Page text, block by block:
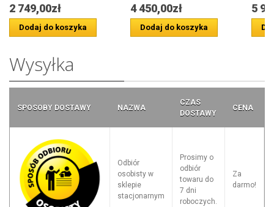
2 749,00zł
Dodaj do koszyka
4 450,00zł
Dodaj do koszyka
5
Wysyłka
SPOSOBY DOSTAWY NAZWA
CZAS
DOSTAWY
CENA
Odbiór
osobisty w
sklepie
stacjonarnym
Prosimy o
odbiór
towaru do
7 dni
roboczych.
Za
darmo!